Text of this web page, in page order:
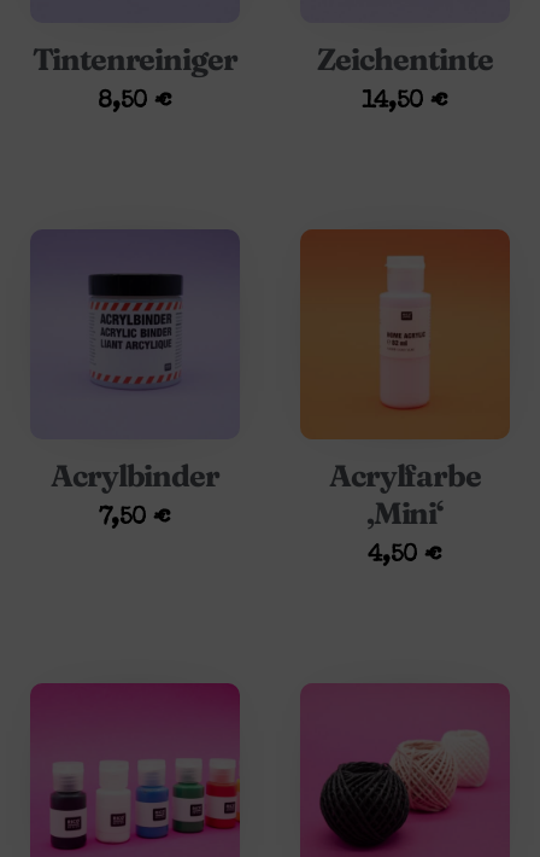
Tintenreiniger
8,50 €
Zeichentinte
14,50 €
Acrylbinder
7,50 €
Acrylfarbe
‚Mini‘
4,50 €